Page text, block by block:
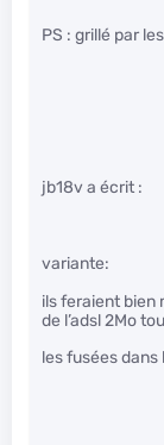
PS : grillé par
jb18v a écrit :
variante:
ils feraient bien
de l’adsl 2Mo
les fusées dans